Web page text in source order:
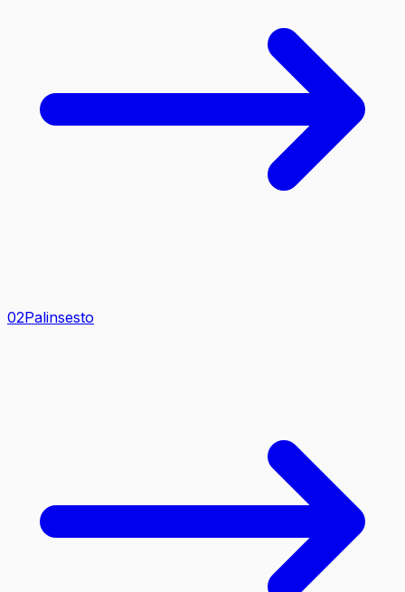
02Palinsesto